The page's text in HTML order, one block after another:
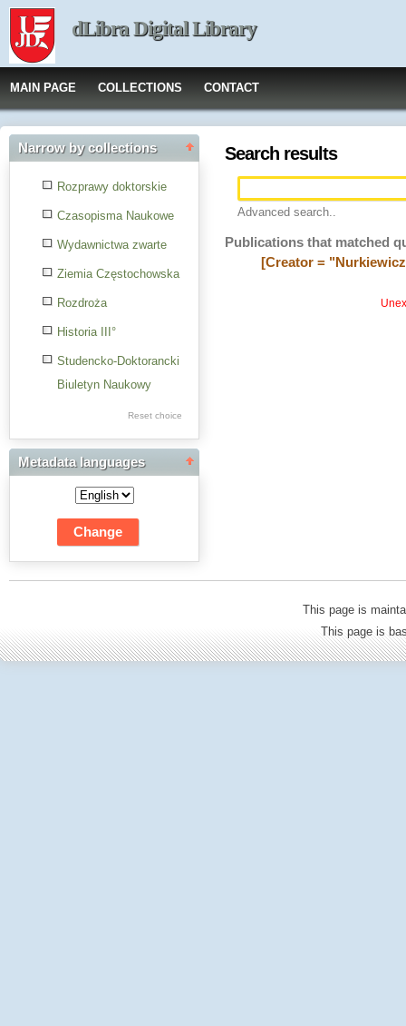
dLibra Digital Library
MAIN PAGE COLLECTIONS CONTACT
Narrow by collections
Rozprawy doktorskie
Czasopisma Naukowe
Wydawnictwa zwarte
Ziemia Częstochowska
Rozdroża
Historia III°
Studencko-Doktorancki
Biuletyn Naukowy
Res Academicae
Science Project Scripts
Biuletyn Informacyjny
WSP w Częstochowie
Reset choice
Metadata languages
Search results
Advanced search..
Publications that matched
[Creator =
This page is
This page is